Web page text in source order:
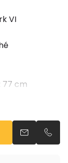
VI
77 cm
gris, bleu
Send anCall